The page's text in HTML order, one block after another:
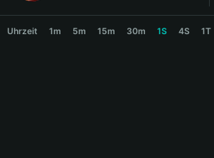
Bahasa Indonesia
Uhrzeit 1m 5m 15m 30m 1S 4S 1T